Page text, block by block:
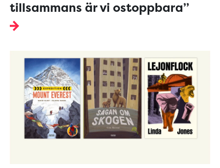
tillsammans är vi ostoppbara”